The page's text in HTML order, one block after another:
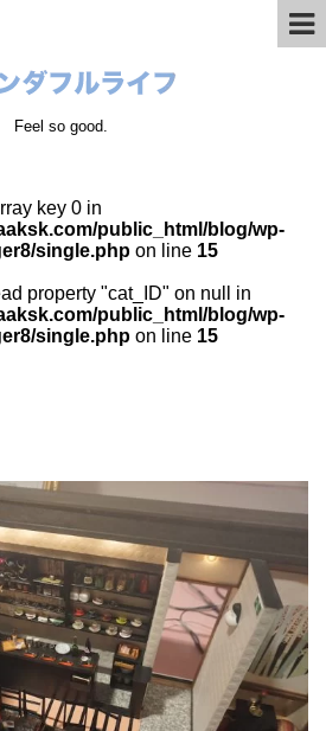
Feel so good.
key 0 in
public_html/blog/wp-
single.php on line 15
property "cat_ID" on null in
public_html/blog/wp-
single.php on line 15